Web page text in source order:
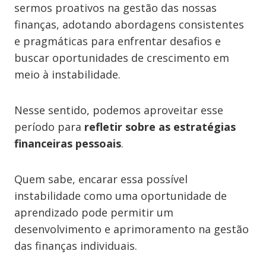
sermos proativos na gestão das nossas
finanças, adotando abordagens consistentes
e pragmáticas para enfrentar desafios e
buscar oportunidades de crescimento em
meio à instabilidade.
Nesse sentido, podemos aproveitar esse
período para refletir sobre as estratégias
financeiras pessoais.
Quem sabe, encarar essa possível
instabilidade como uma oportunidade de
aprendizado pode permitir um
desenvolvimento e aprimoramento na gestão
das finanças individuais.